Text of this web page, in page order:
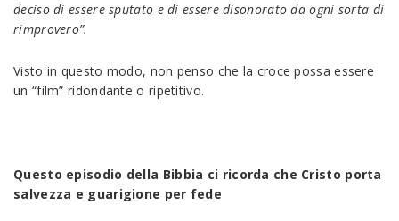
deciso di essere sputato e di essere disonorato da ogni sorta di
rimprovero”.
Visto in questo modo, non penso che la croce possa essere
un “film” ridondante o ripetitivo.
Questo episodio della Bibbia ci ricorda che Cristo porta
salvezza e guarigione per fede